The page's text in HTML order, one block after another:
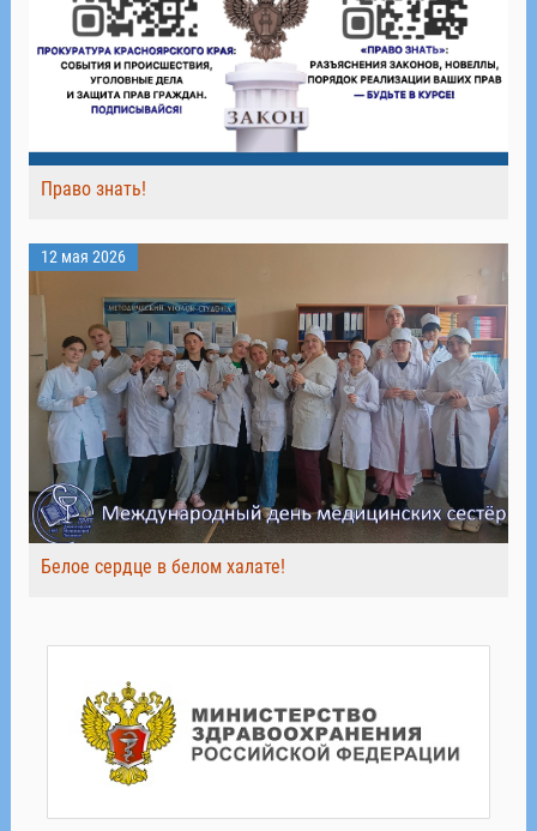
Право знать!
12 мая 2026
Белое сердце в белом халате!